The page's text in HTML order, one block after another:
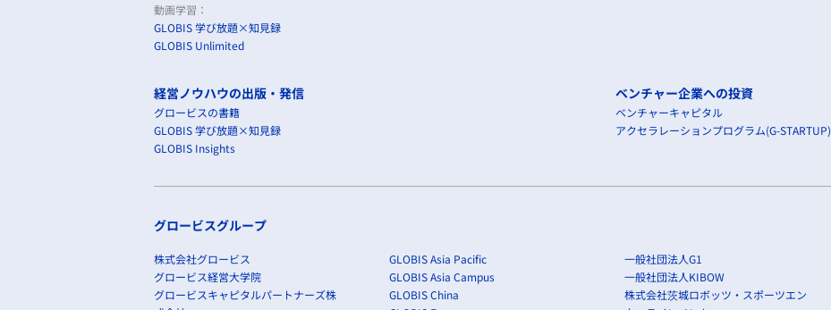
動画学習：
GLOBIS 学び放題×知見録
GLOBIS Unlimited
経営ノウハウの出版・発信
グロービスの書籍
GLOBIS 学び放題×知見録
GLOBIS Insights
ベンチャー企業への投資
ベンチャーキャピタル
アクセラレーションプログラム(G-STARTUP)
グロービスグループ
株式会社グロービス
グロービス経営大学院
グロービスキャピタルパートナーズ株
GLOBIS Asia Pacific
GLOBIS Asia Campus
GLOBIS China
一般社団法人G1
一般社団法人KIBOW
株式会社茨城ロボッツ・スポーツエン